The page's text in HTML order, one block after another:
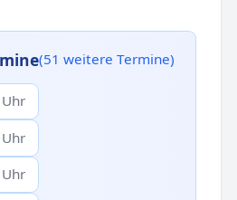
(51 weitere Termine)